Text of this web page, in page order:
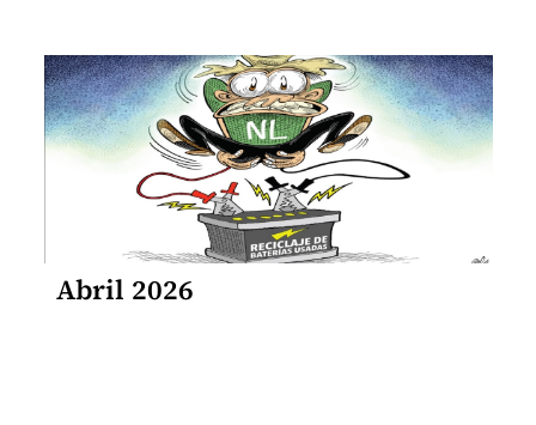
Abril 2026